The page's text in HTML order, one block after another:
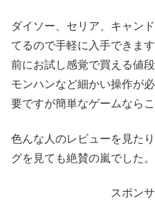
ダイソー、セリア、キャン
てるので手軽に入手できま
前にお試し感覚で買える値
モンハンなど細かい操作が
要ですが簡単なゲームなら
色んな人のレビューを見た
グを見ても絶賛の嵐でした。
スポン